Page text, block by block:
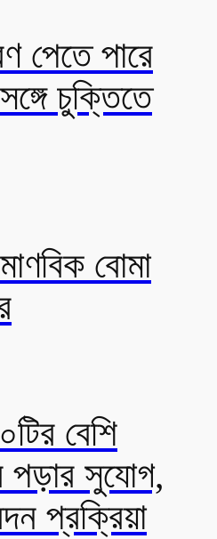
পেতে পারে
চুক্তিতে
বোমা
বেশি
পড়ার সুযোগ,
প্রক্রিয়া